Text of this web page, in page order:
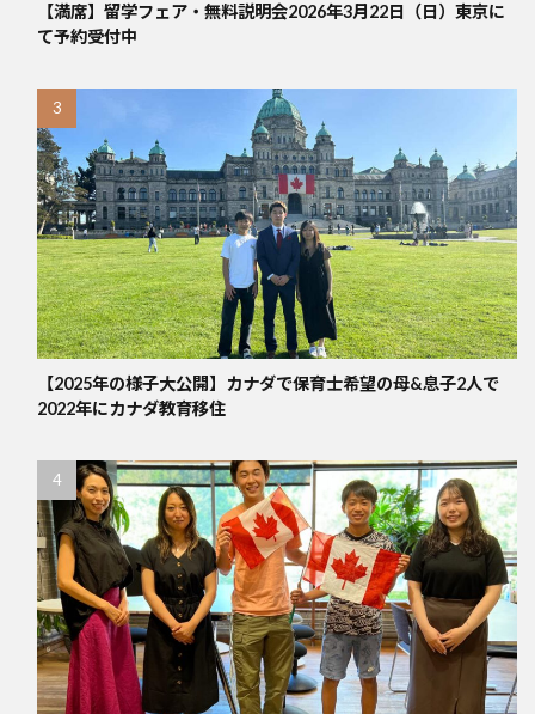
【満席】留学フェア・無料説明会2026年3月22日（日）東京に
て予約受付中
【2025年の様子大公開】カナダで保育士希望の母&息子2人で
2022年にカナダ教育移住